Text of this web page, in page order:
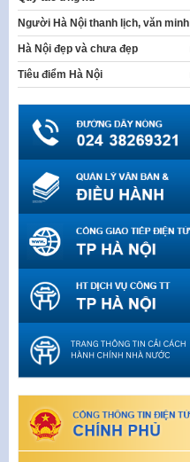
Người Hà Nội thanh lịch, văn minh
Hà Nội đẹp và chưa đẹp
Tiêu điểm Hà Nội